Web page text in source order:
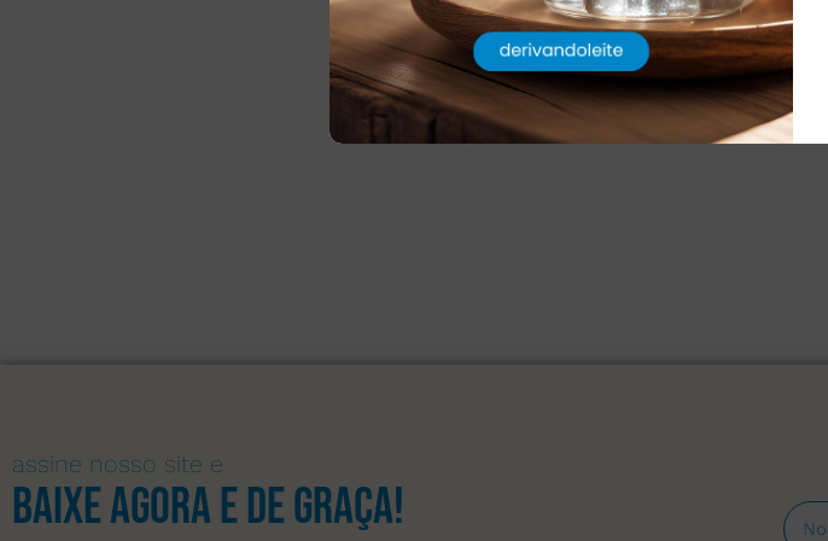
assine nosso site e
Baixe agora e de graça!